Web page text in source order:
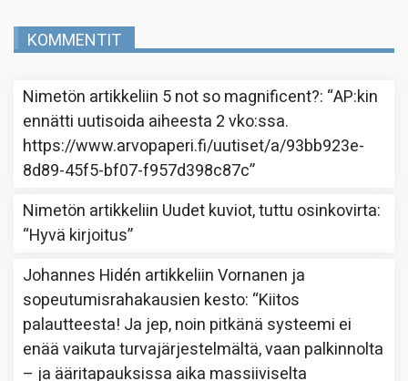
KOMMENTIT
Nimetön artikkeliin 5 not so magnificent?: “AP:kin
ennätti uutisoida aiheesta 2 vko:ssa.
https://www.arvopaperi.fi/uutiset/a/93bb923e-
8d89-45f5-bf07-f957d398c87c”
Nimetön artikkeliin Uudet kuviot, tuttu osinkovirta:
“Hyvä kirjoitus”
Johannes Hidén artikkeliinVornanen ja
sopeutumisrahakausien kesto: “Kiitos
palautteesta! Ja jep, noin pitkänä systeemi ei
enää vaikuta turvajärjestelmältä, vaan palkinnolta
– ja ääritapauksissa aika massiiviselta